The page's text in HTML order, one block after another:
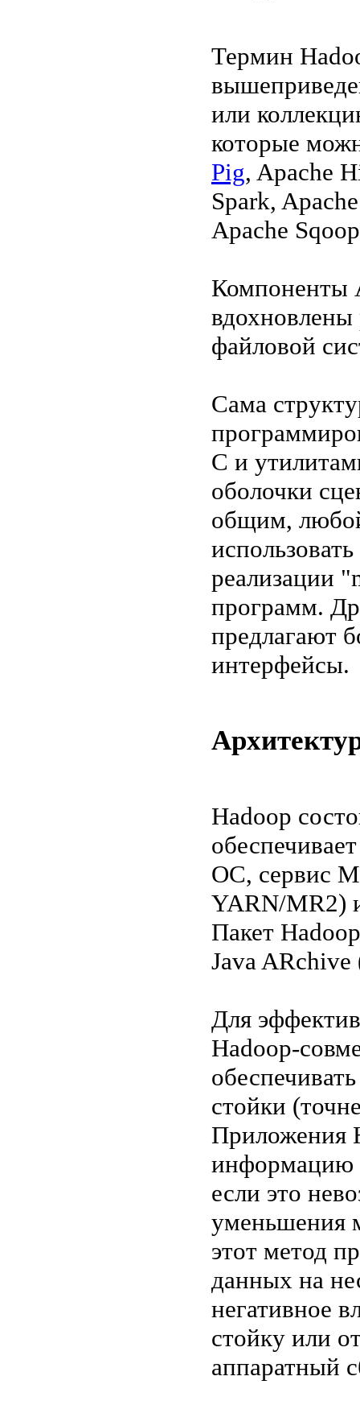
Термин
или
которые
Pig, Apache
Spark,
Apache
Компоненты
файловой
Сама
C и
оболочки
общим,
реализации
программ.
предлагают
интерфейсы.
Hadoop
ОС, сервис
YARN/MR2)
Пакет
Java ARchive
Для
Hadoop-
стойки
Приложения
информацию
если это
уменьшения
этот метод
данных на
негативное
стойку или
аппаратный